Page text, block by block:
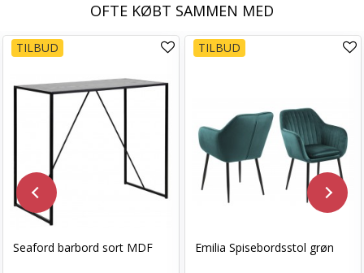
OFTE KØBT SAMMEN MED
TILBUD
Seaford barbord sort MDF
TILBUD
Emilia Spisebordsstol grøn